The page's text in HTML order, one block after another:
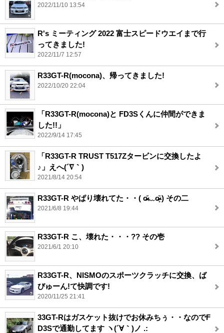
2022/11/10 13:54
R's ミーティング 2022 富士スピードウエイまで行
ってきました!
2022/11/7 12:57
R33GT-R(mocona)、帰ってきました!
2022/10/20 22:04
「R33GT-R(mocona)と FD3Sくんに仲間ができま
した!!」
2022/9/14 17:45
「R33GT-R TRUST T517Zタービンに交換したよ
♪」えへ(´∇｀)
2021/8/14 20:54
R33GT-R やぱり壊れてた・・( o̴̶̷᷄﹏o̴̶̷̥᷅ ) その二
2021/6/8 19:44
R33GT-R こ、壊れた・・・?? その壱
2021/6/1 20:10
R33GT-R、NISMOのスポーツクラッチに交換、ば
びゅーん!て快調です!
2020/11/25 21:41
33GT-Rはガスケット抜けでお休みちぅ・・なのでF
D3Sで通勤してます ヽ(´∀｀)ノ .: